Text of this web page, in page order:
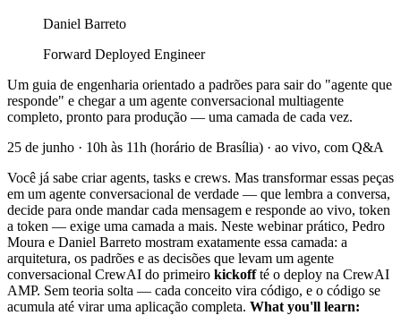
Daniel Barreto
Forward Deployed Engineer
Um guia de engenharia orientado a padrões para sair do "agente que
responde" e chegar a um agente conversacional multiagente
completo, pronto para produção — uma camada de cada vez.
25 de junho · 10h às 11h (horário de Brasília) · ao vivo, com Q&A
Você já sabe criar agents, tasks e crews. Mas transformar essas peças
em um agente conversacional de verdade — que lembra a conversa,
decide para onde mandar cada mensagem e responde ao vivo, token
a token — exige uma camada a mais. Neste webinar prático, Pedro
Moura e Daniel Barreto mostram exatamente essa camada: a
arquitetura, os padrões e as decisões que levam um agente
conversacional CrewAI do primeiro kickoffté o deploy na CrewAI
AMP. Sem teoria solta — cada conceito vira código, e o código se
acumula até virar uma aplicação completa. What you'll learn: